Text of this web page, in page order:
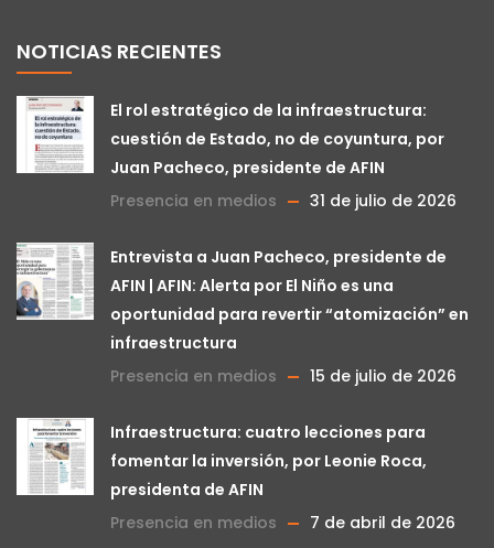
NOTICIAS RECIENTES
El rol estratégico de la infraestructura:
cuestión de Estado, no de coyuntura, por
Juan Pacheco, presidente de AFIN
Presencia en medios
31 de julio de 2026
Entrevista a Juan Pacheco, presidente de
AFIN | AFIN: Alerta por El Niño es una
oportunidad para revertir “atomización” en
infraestructura
Presencia en medios
15 de julio de 2026
Infraestructura: cuatro lecciones para
fomentar la inversión, por Leonie Roca,
presidenta de AFIN
Presencia en medios
7 de abril de 2026